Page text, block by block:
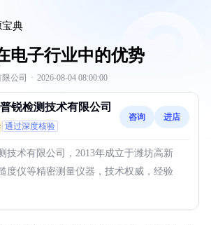
宝典
电子行业中的优势
公司 · 2026-08-04 08:00:00
锐检测技术有限公司
通过深度核验
咨询 进店
技术有限公司，2013年成立于潍坊高新
度仪等精密测量仪器，技术权威，经验